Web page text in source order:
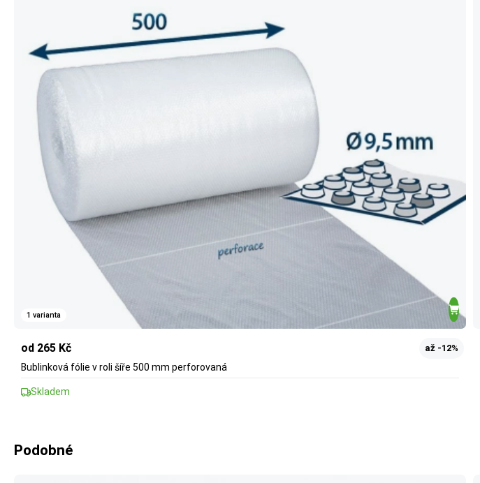
1 varianta
od 265 Kč až -12%
Bublinková fólie v roli šíře 500 mm perforovaná
Skladem
Podobné